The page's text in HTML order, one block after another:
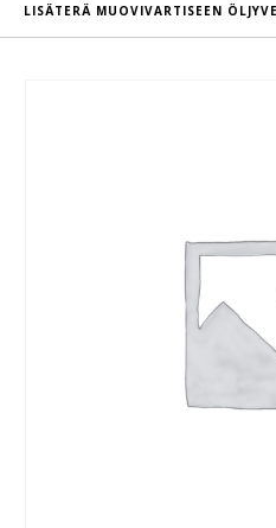
LISÄTERÄ MUOVIVARTISEEN